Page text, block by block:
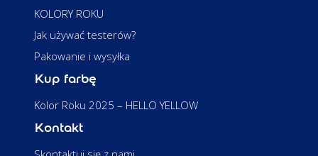
KOLORY ROKU
Jak używać testerów?
Pakowanie i wysyłka
Kup farbę
Kolor Roku 2025 – HELLO YELLOW
Kontakt